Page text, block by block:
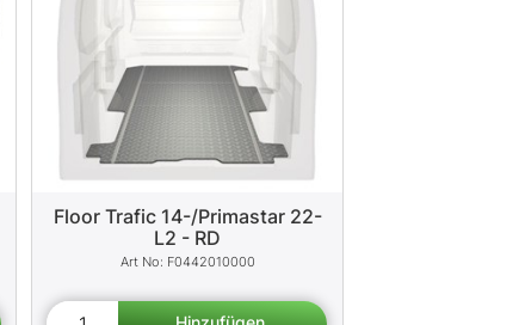
Floor Trafic 14-/Primastar 22-
L2 - RD
F0442010000